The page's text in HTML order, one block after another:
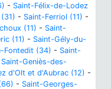
- Saint-Félix-de-Lodez
- Saint-Ferriol (11) -
(11) - Saint-
(11) - Saint-Gély-du-
Fontedit (34) - Saint-
Saint-Geniès-des-
d'Olt et d'Aubrac (12) -
- Saint-Georges-